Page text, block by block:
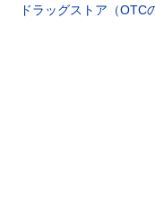
ドラッグストア（OTC